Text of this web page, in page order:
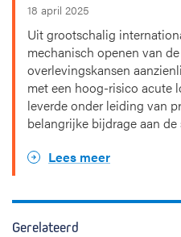
18 april 2025
Uit grootschalig
mechanisch openen van
overlevingskansen
met een hoog-risico acute
leverde onder leiding van
belangrijke bijdrage aan de
Lees meer
Gerelateerd